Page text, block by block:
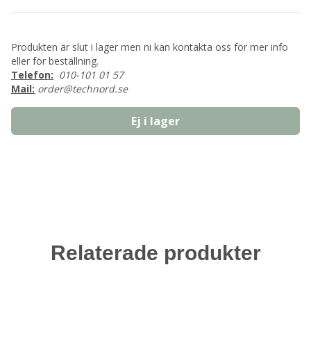
Produkten är slut i lager men ni kan kontakta oss för mer info
eller för beställning.
Telefon: 010-101 01 57
Mail: order@technord.se
Ej i lager
Relaterade produkter